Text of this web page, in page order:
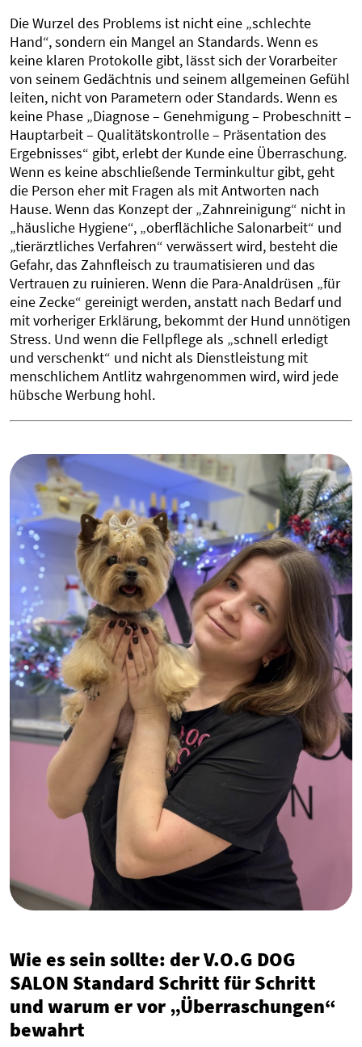
Die Wurzel des Problems ist nicht eine „schlechte
Hand“, sondern ein Mangel an Standards. Wenn es
keine klaren Protokolle gibt, lässt sich der Vorarbeiter
von seinem Gedächtnis und seinem allgemeinen Gefühl
leiten, nicht von Parametern oder Standards. Wenn es
keine Phase „Diagnose – Genehmigung – Probeschnitt –
Hauptarbeit – Qualitätskontrolle – Präsentation des
Ergebnisses“ gibt, erlebt der Kunde eine Überraschung.
Wenn es keine abschließende Terminkultur gibt, geht
die Person eher mit Fragen als mit Antworten nach
Hause. Wenn das Konzept der „Zahnreinigung“ nicht in
„häusliche Hygiene“, „oberflächliche Salonarbeit“ und
„tierärztliches Verfahren“ verwässert wird, besteht die
Gefahr, das Zahnfleisch zu traumatisieren und das
Vertrauen zu ruinieren. Wenn die Para-Analdrüsen „für
eine Zecke“ gereinigt werden, anstatt nach Bedarf und
mit vorheriger Erklärung, bekommt der Hund unnötigen
Stress. Und wenn die Fellpflege als „schnell erledigt
und verschenkt“ und nicht als Dienstleistung mit
menschlichem Antlitz wahrgenommen wird, wird jede
hübsche Werbung hohl.
Wie es sein sollte: der V.O.G DOG
SALON Standard Schritt für Schritt
und warum er vor „Überraschungen“
bewahrt